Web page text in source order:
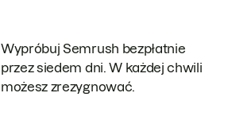
Wypróbuj Semrush bezpłatnie
przez siedem dni. W każdej chwili
możesz zrezygnować.